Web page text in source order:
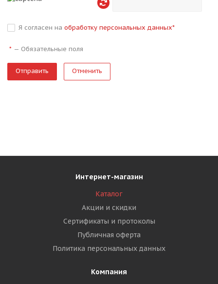
Я согласен на обработку персональных данных*
* — Обязательные поля
Отменить
Интернет-магазин
Каталог
Акции и скидки
Сертификаты и протоколы
Публичная оферта
Политика персональных данных
Компания